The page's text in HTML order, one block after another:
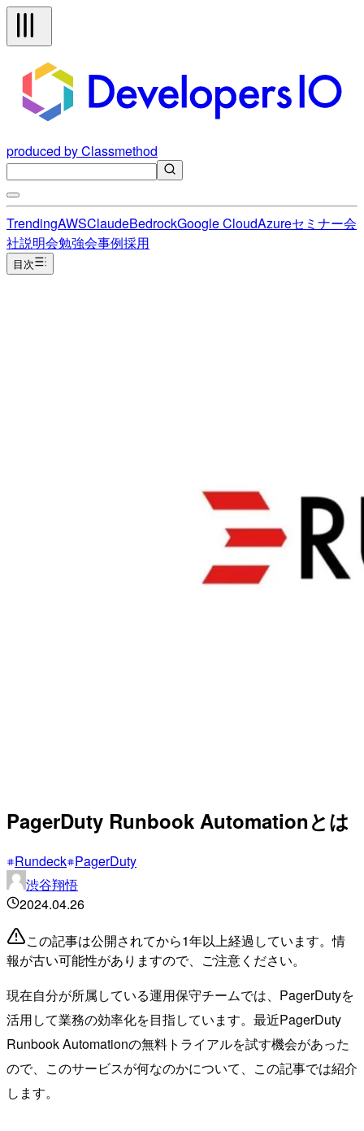
produced by Classmethod
TrendingAWSClaudeBedrockGoogle CloudAzureセミナー会
社説明会勉強会事例採用
目次
PagerDuty Runbook Automationとは
Rundeck PagerDuty
渋谷翔悟
2024.04.26
この記事は公開されてから1年以上経過しています。情
報が古い可能性がありますので、ご注意ください。
現在自分が所属している運用保守チームでは、PagerDutyを
活用して業務の効率化を目指しています。最近PagerDuty
Runbook Automationの無料トライアルを試す機会があった
ので、このサービスが何なのかについて、この記事では紹介
します。